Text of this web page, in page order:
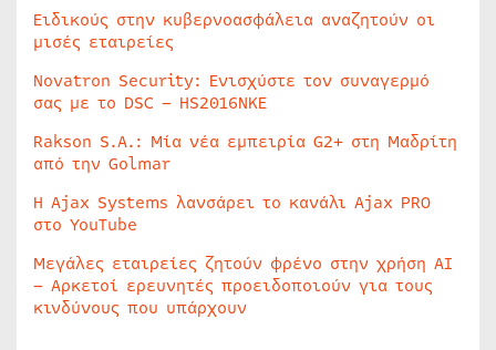
Ειδικούς στην κυβερνοασφάλεια αναζητούν οι
μισές εταιρείες
Novatron Security: Ενισχύστε τον συναγερμό
σας με το DSC – HS2016NKE
Rakson S.A.: Μία νέα εμπειρία G2+ στη Μαδρίτη
από την Golmar
Η Ajax Systems λανσάρει το κανάλι Ajax PRO
στο YouTube
Μεγάλες εταιρείες ζητούν φρένο στην χρήση AI
– Αρκετοί ερευνητές προειδοποιούν για τους
κινδύνους που υπάρχουν